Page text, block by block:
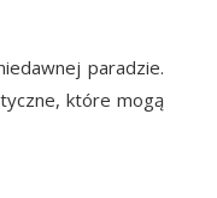
paradzie.
które mogą